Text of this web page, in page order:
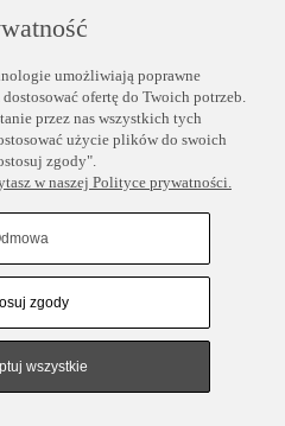
wersję strony
Shoper.pl
umożliwiają poprawne
ofertę do Twoich potrzeb.
przez nas wszystkich tych
użycie plików do swoich
zgody".
w naszej Polityce prywatności.
zgody
wszystkie